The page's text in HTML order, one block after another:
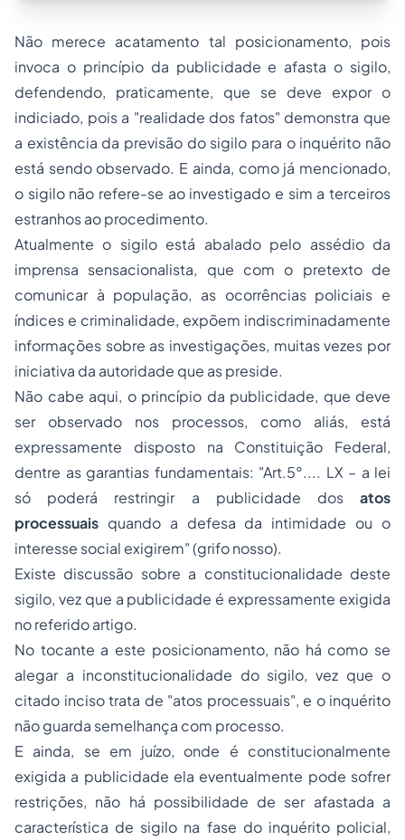
Não merece acatamento tal posicionamento, pois
invoca o princípio da publicidade e afasta o sigilo,
defendendo, praticamente, que se deve expor o
indiciado, pois a "realidade dos fatos" demonstra que
a existência da previsão do sigilo para o inquérito não
está sendo observado. E ainda, como já mencionado,
o sigilo não refere-se ao investigado e sim a terceiros
estranhos ao procedimento.
Atualmente o sigilo está abalado pelo assédio da
imprensa sensacionalista, que com o pretexto de
comunicar à população, as ocorrências policiais e
índices e criminalidade, expõem indiscriminadamente
informações sobre as investigações, muitas vezes por
iniciativa da autoridade que as preside.
Não cabe aqui, o princípio da publicidade, que deve
ser observado nos processos, como aliás, está
expressamente disposto na Constituição Federal,
dentre as garantias fundamentais: "Art.5°.... LX – a lei
só poderá restringir a publicidade dos atos
processuais quando a defesa da intimidade ou o
interesse social exigirem" (grifo nosso).
Existe discussão sobre a constitucionalidade deste
sigilo, vez que a publicidade é expressamente exigida
no referido artigo.
No tocante a este posicionamento, não há como se
alegar a inconstitucionalidade do sigilo, vez que o
citado inciso trata de "atos processuais", e o inquérito
não guarda semelhança com processo.
E ainda, se em juízo, onde é constitucionalmente
exigida a publicidade ela eventualmente pode sofrer
restrições, não há possibilidade de ser afastada a
característica de sigilo na fase do inquérito policial,